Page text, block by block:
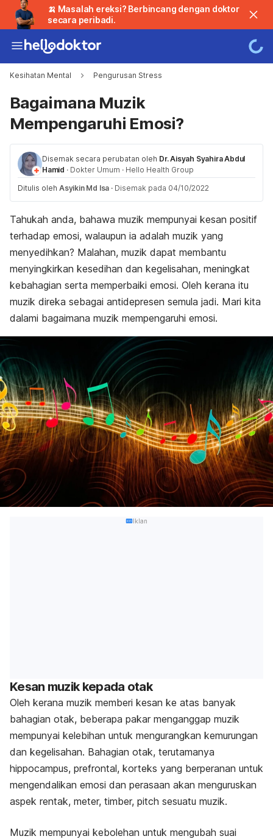
🍌 Masalah ereksi? Berbincang dengan doktor
secara peribadi.
Kesihatan Mental Pengurusan Stress
Bagaimana Muzik
Mempengaruhi Emosi?
Disemak secara perubatan oleh Dr. Aisyah Syahira Abdul
Hamid · Dokter Umum · Hello Health Group
Ditulis oleh Asyikin Md Isa · Disemak pada 04/10/2022
Tahukah anda, bahawa muzik mempunyai kesan positif
terhadap emosi, walaupun ia adalah muzik yang
menyedihkan? Malahan, muzik dapat membantu
menyingkirkan kesedihan dan kegelisahan, meningkat
kebahagian serta memperbaiki emosi. Oleh kerana itu
muzik direka sebagai antidepresen semula jadi. Mari kita
dalami bagaimana muzik mempengaruhi emosi.
Iklan
Kesan muzik kepada otak
Oleh kerana muzik memberi kesan ke atas banyak
bahagian otak, beberapa pakar menganggap muzik
mempunyai kelebihan untuk mengurangkan kemurungan
dan kegelisahan. Bahagian otak, terutamanya
hippocampus, prefrontal, korteks yang berperanan untuk
mengendalikan emosi dan perasaan akan menguruskan
aspek rentak, meter, timber, pitch sesuatu muzik.
Muzik mempunyai kebolehan untuk mengubah suai